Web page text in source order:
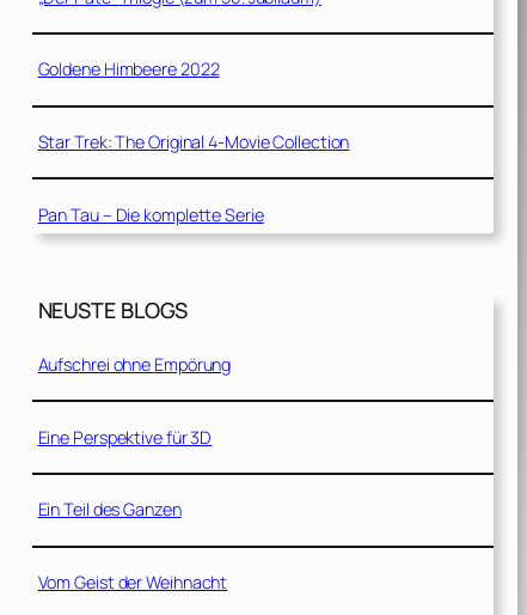
Goldene Himbeere 2022
Star Trek: The Original 4-Movie Collection
Pan Tau – Die komplette Serie
NEUSTE BLOGS
Aufschrei ohne Empörung
Eine Perspektive für 3D
Ein Teil des Ganzen
Vom Geist der Weihnacht